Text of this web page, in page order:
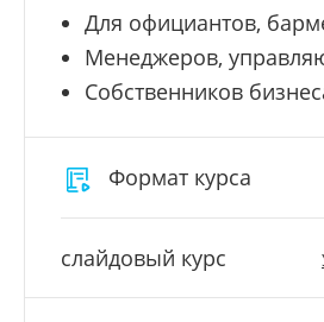
Для официантов,
Менеджеров,
Собственников
Формат курса
слайдовый курс